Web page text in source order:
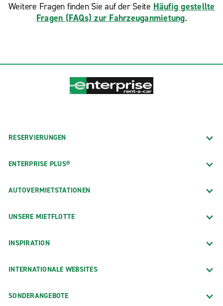
Weitere Fragen finden Sie auf der Seite Häufig gestellte
Fragen (FAQs) zur Fahrzeuganmietung.
RESERVIERUNGEN
ENTERPRISE PLUS®
AUTOVERMIETSTATIONEN
UNSERE MIETFLOTTE
INSPIRATION
INTERNATIONALE WEBSITES
SONDERANGEBOTE